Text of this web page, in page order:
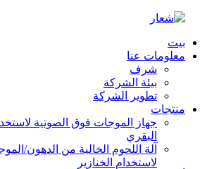
بيت
معلومات عنا
شرف
بيئة الشركة
تطوير الشركة
منتجات
جهاز الموجات فوق الصوتية
البقري
آلة اللحوم الخالية من الدهون/
لاستخدام الخنازير